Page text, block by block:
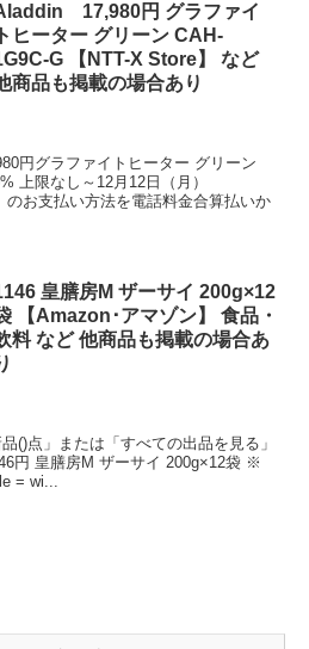
17,980円 グラファイ
トヒーター グリーン CAH-
G 【NTT-X Store】 など
商品も掲載の場合あり
円グラファイトヒーター グリーン
上限なし～12月12日（月）
お支払い方法を電話料金合算払いか
皇膳房M ザーサイ 200g×12
【Amazon･アマゾン】 食品・
料 など 他商品も掲載の場合あ
()点」または「すべての出品を見る」
円 皇膳房M ザーサイ 200g×12袋 ※
= wi...